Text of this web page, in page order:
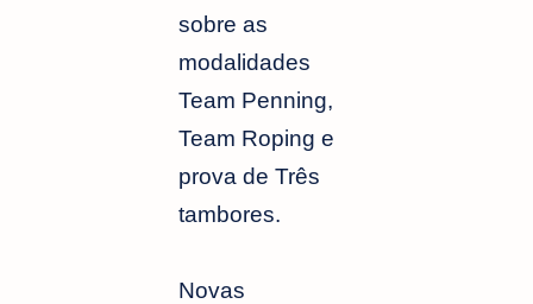
sobre as
modalidades
Team Penning,
Team Roping e
prova de Três
tambores.
Novas